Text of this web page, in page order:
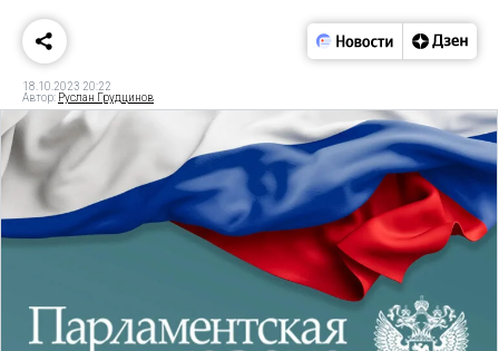
18.10.2023 20:22
Автор: Руслан Грудцинов